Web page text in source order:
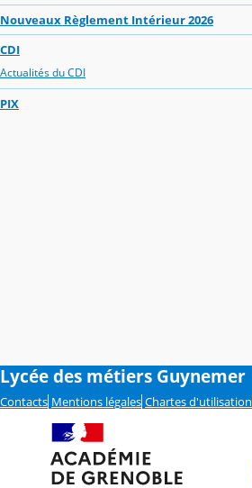
Nouveaux Règlement Intérieur 2026
CDI
Actualités du CDI
PIX
Lycée des métiers Guynemer
Contacts Mentions légales Chartes d'utilisation